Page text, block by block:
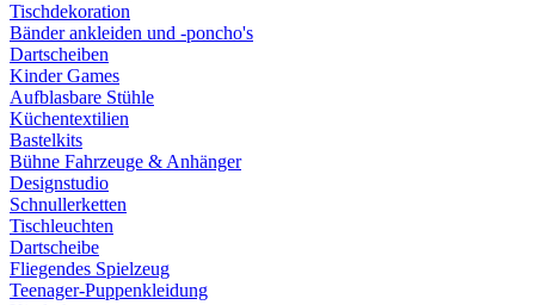
Tischdekoration
Bänder ankleiden und -poncho's
Dartscheiben
Kinder Games
Aufblasbare Stühle
Küchentextilien
Bastelkits
Bühne Fahrzeuge & Anhänger
Designstudio
Schnullerketten
Tischleuchten
Dartscheibe
Fliegendes Spielzeug
Teenager-Puppenkleidung